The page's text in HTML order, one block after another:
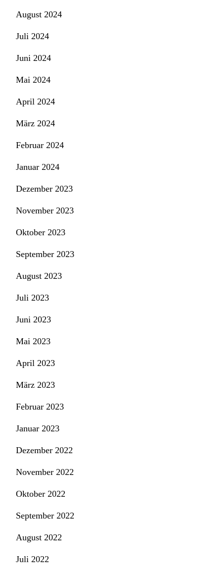
August 2024
Juli 2024
Juni 2024
Mai 2024
April 2024
März 2024
Februar 2024
Januar 2024
Dezember 2023
November 2023
Oktober 2023
September 2023
August 2023
Juli 2023
Juni 2023
Mai 2023
April 2023
März 2023
Februar 2023
Januar 2023
Dezember 2022
November 2022
Oktober 2022
September 2022
August 2022
Juli 2022